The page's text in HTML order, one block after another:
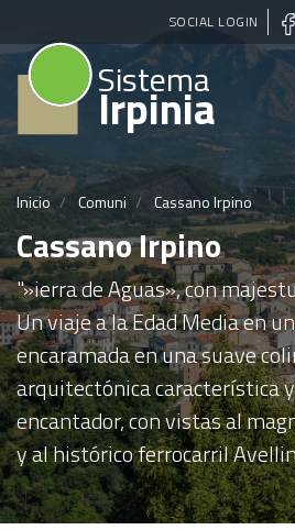
Pasar
al
principal
SOCIAL LOGIN
Sistema
Irpinia
Inicio Comuni Cassano Irpino
Cassano Irpino
"»ierra de Aguas», con
Un viaje a la Edad Media en
encaramada en una suave
arquitectónica característica
encantador, con vistas al
y al histórico ferrocarril